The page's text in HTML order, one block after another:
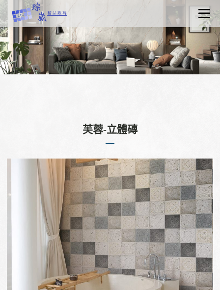
關於琮崴
最新消息
產品資訊
認識磁磚
芙蓉-立體磚